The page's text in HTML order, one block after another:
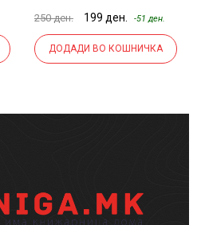
250 ден. 199 ден. -51 ден.
ДОДАДИ ВО КОШНИЧКА